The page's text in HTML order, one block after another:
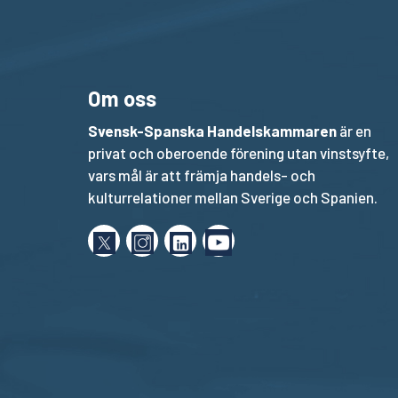
Om oss
Svensk-Spanska Handelskammaren är en
privat och oberoende förening utan vinstsyfte,
vars mål är att främja handels- och
kulturrelationer mellan Sverige och Spanien.